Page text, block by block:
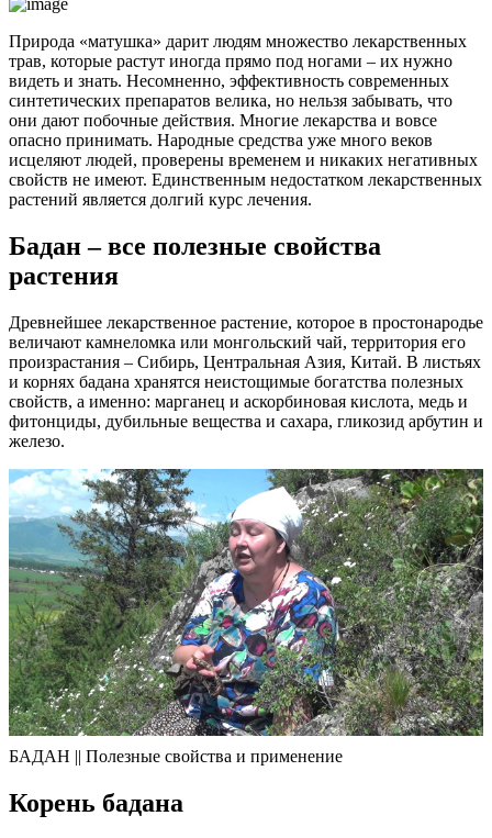
Природа «матушка» дарит людям множество лекарственных
трав, которые растут иногда прямо под ногами – их нужно
видеть и знать. Несомненно, эффективность современных
синтетических препаратов велика, но нельзя забывать, что
они дают побочные действия. Многие лекарства и вовсе
опасно принимать. Народные средства уже много веков
исцеляют людей, проверены временем и никаких негативных
свойств не имеют. Единственным недостатком лекарственных
растений является долгий курс лечения.
Бадан – все полезные свойства
растения
Древнейшее лекарственное растение, которое в простонародье
величают камнеломка или монгольский чай, территория его
произрастания – Сибирь, Центральная Азия, Китай. В листьях
и корнях бадана хранятся неистощимые богатства полезных
свойств, а именно: марганец и аскорбиновая кислота, медь и
фитонциды, дубильные вещества и сахара, гликозид арбутин и
железо.
БАДАН || Полезные свойства и применение
Корень бадана